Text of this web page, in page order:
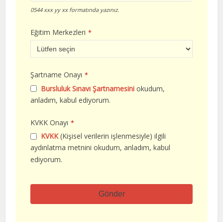
0544 xxx yy xx formatında yazınız.
Eğitim Merkezleri *
Şartname Onayı *
Bursluluk Sınavı Şartnamesini okudum,
anladım, kabul ediyorum.
KVKK Onayı *
KVKK(Kişisel verilerin işlenmesiyle) ilgili
aydınlatma metnini okudum, anladım, kabul
ediyorum.
Gönder